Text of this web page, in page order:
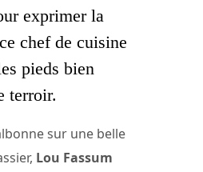
exprimer la
chef de cuisine
pieds bien
terroir.
sur une belle
Lou Fassum